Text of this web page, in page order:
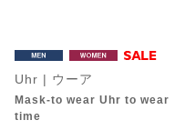
Uhr | ウーア
Mask-to wear Uhr to wear
time